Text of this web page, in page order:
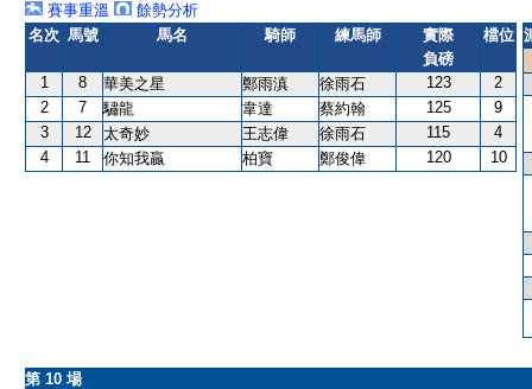
賽事重溫
餘勢分析
名次 馬號 馬名 騎師 練馬師
實際
負磅
檔位
1 8 華美之星 鄭雨滇 徐雨石 123
2
2
7 驌龍 韋達 蔡約翰 125
9
3
12 太奇妙 王志偉 徐雨石 115
4
4
11 你知我贏 柏寶 鄭俊偉 120 10
第 10 場